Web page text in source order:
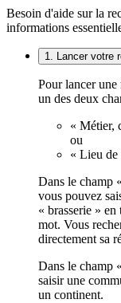
Besoin d'aide sur la
informations
1. Lancer votre
Pour lancer une
un des deux
« Métier,
ou
« Lieu de
Dans le champ
vous pouvez
« brasserie »
mot. Vous
directement sa
Dans le champ
saisir une
un continent.